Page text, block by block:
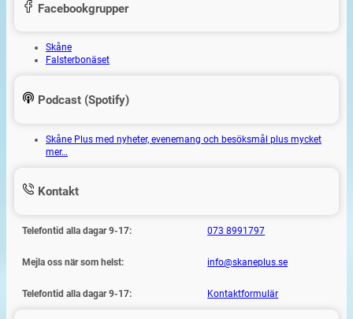
Facebookgrupper
Skåne
Falsterbonäset
Podcast (Spotify)
Skåne Plus med nyheter, evenemang och besöksmål plus mycket
mer…
Kontakt
Telefontid alla dagar 9-17: 073 8991797
Mejla oss när som helst: info@skaneplus.se
Telefontid alla dagar 9-17: Kontaktformulär